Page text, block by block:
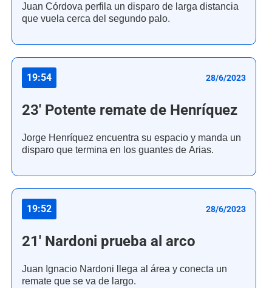
Juan Córdova perfila un disparo de larga distancia
que vuela cerca del segundo palo.
19:54 28/6/2023
23' Potente remate de Henríquez
Jorge Henríquez encuentra su espacio y manda un
disparo que termina en los guantes de Arias.
19:52 28/6/2023
21' Nardoni prueba al arco
Juan Ignacio Nardoni llega al área y conecta un
remate que se va de largo.